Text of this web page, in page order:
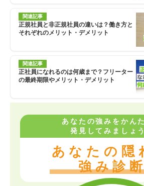
関連記事
正規社員と非正規社員の違いは？働き方と
それぞれのメリット・デメリット
関連記事
正社員になれるのは何歳まで？フリーター
の最終期限やメリット・デメリット
あなたの強みをかん
発見してみましょう
あなたの隠
強み診